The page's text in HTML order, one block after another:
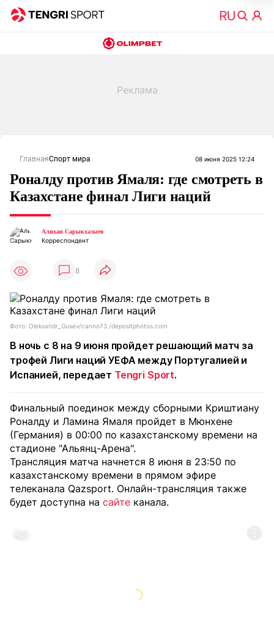
ГлавнаяСпорт мира 08 июня 2025 12:24
Роналду против Ямаля: где смотреть в
Казахстане финал Лиги наций
Алихан Сарыкхазыев
Корреспондент
8
Фото: Oleksandr_Gusev/canno73 /depositphotos.com
В ночь с 8 на 9 июня пройдет решающий матч за
трофей Лиги наций УЕФА между Португалией и
Испанией, передает Tengri Sport.
Финальный поединок между сборными Криштиану
Роналду и Ламина Ямаля пройдет в Мюнхене
(Германия) в 00:00 по казахстанскому времени на
стадионе "Альянц-Арена".
Трансляция матча начнется 8 июня в 23:50 по
казахстанскому времени в прямом эфире
телеканала Qazsport. Онлайн-трансляция также
будет доступна на сайте канала.